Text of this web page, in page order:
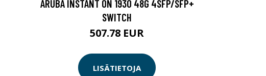
ARUBA INSTANT ON 1930 48G 4SFP/SFP+
SWITCH
507.78 EUR
LISÄTIETOJA